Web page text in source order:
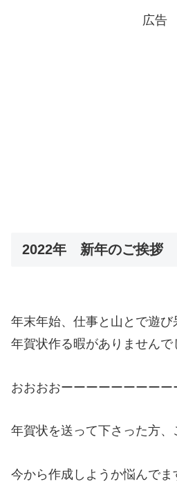
広告
2022年 新年のご挨拶
年末年始、仕事と山とで遊び
年賀状作る暇がありませんで
おおおおーーーーーーーーー
年賀状を送って下さった方、
今から作成しようか悩んで